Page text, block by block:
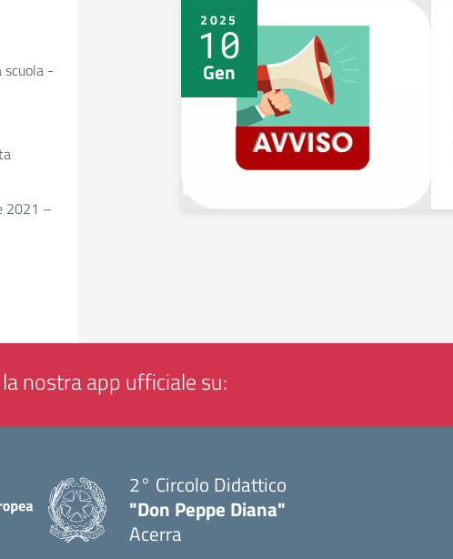
scuola -
2021 –
2025
10
Gen
nostra app ufficiale su:
2° Circolo Didattico
"Don Peppe Diana"
Acerra